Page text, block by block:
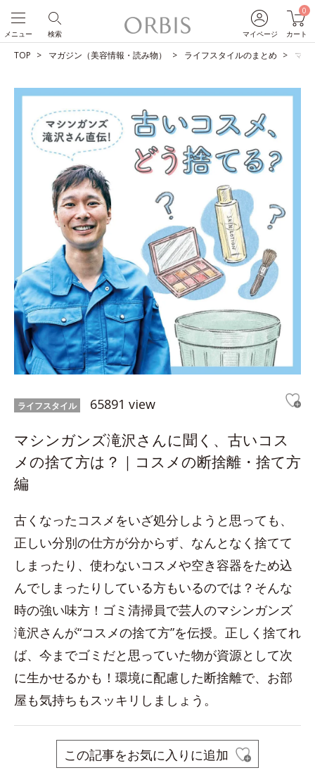
マイページ
0
カート
検索
メニュー
TOP マガジン（美容情報・読み物） ライフスタイルのまとめ マシ
ライフスタイル 65891 view
マシンガンズ滝沢さんに聞く、古いコス
メの捨て方は？｜コスメの断捨離・捨て方
編
古くなったコスメをいざ処分しようと思っても、
正しい分別の仕方が分からず、なんとなく捨てて
しまったり、使わないコスメや空き容器をため込
んでしまったりしている方もいるのでは？そんな
時の強い味方！ゴミ清掃員で芸人のマシンガンズ
滝沢さんが“コスメの捨て方”を伝授。正しく捨てれ
ば、今までゴミだと思っていた物が資源として次
に生かせるかも！環境に配慮した断捨離で、お部
屋も気持ちもスッキリしましょう。
この記事をお気に入りに追加